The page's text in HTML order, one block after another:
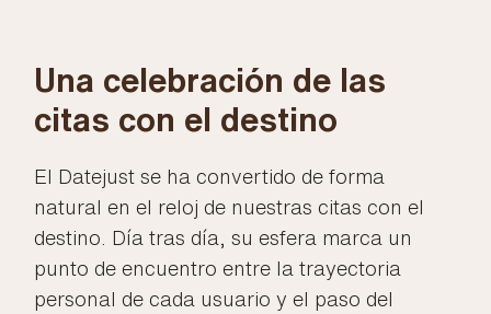
Una celebración de las
citas con el destino
El Datejust se ha convertido de forma
natural en el reloj de nuestras citas con el
destino. Día tras día, su esfera marca un
punto de encuentro entre la trayectoria
personal de cada usuario y el paso del